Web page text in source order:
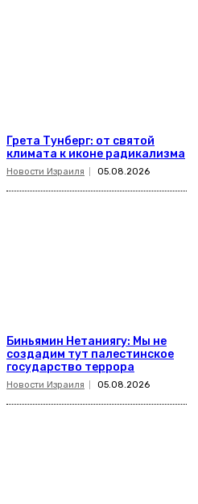
Грета Тунберг: от святой
климата к иконе радикализма
Новости Израиля 05.08.2026
Биньямин Нетаниягу: Мы не
создадим тут палестинское
государство террора
Новости Израиля 05.08.2026